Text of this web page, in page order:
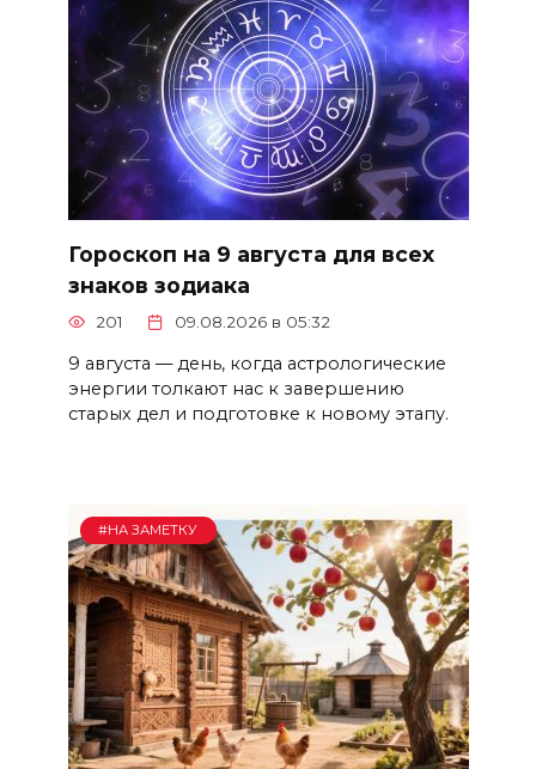
Гороскоп на 9 августа для всех
знаков зодиака
201 09.08.2026 в 05:32
9 августа — день, когда астрологические
энергии толкают нас к завершению
старых дел и подготовке к новому этапу.
#НА ЗАМЕТКУ